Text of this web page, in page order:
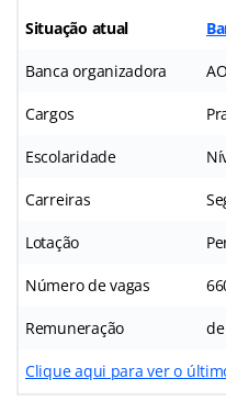
Situação atual
Banca organizadora
Cargos
Escolaridade
Carreiras
Lotação
Número de vagas
Remuneração
Clique aqui para ver o